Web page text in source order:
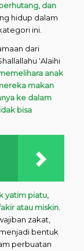
dan
hidup dalam
ini.
dari
‘Alaihi
anak
makan
ke dalam
bisa
yatim piatu,
atau miskin.
zakat,
bentuk
perbuatan